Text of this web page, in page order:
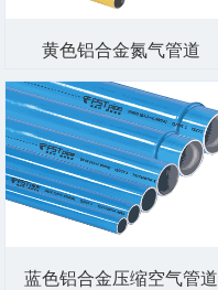
黄色铝合金氮气管道
蓝色铝合金压缩空气管道